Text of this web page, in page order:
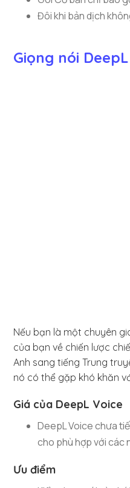
Đôi khi bản dịch
Giọng nói DeepL
Nếu bạn là một chuyên
của bạn về chiến lược
Anh sang tiếng Trung
nó có thể gặp khó khăn
Giá của DeepL Voice
DeepL Voice chưa
cho phù hợp với các
Ưu điểm